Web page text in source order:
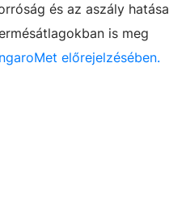
és az aszály hatása
is meg
előrejelzésében.